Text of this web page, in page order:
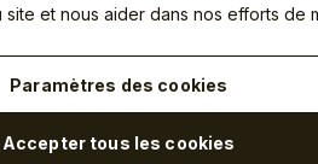
site et nous aider dans nos efforts de
Paramètres des cookies
Accepter tous les cookies